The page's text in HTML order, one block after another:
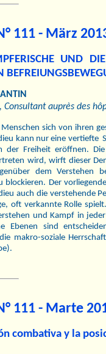
111 - März
UND
Consultant auprès des
sich von ihren
kann nur eine vertiefte
der Freiheit eröffnen.
wird, wirft dieser
dem Verstehen
blockieren. Der
auch die verstehende
oft verkannte Rolle
und Kampf in
Ebenen sind
makro-soziale
111 - Marte
combativa y la